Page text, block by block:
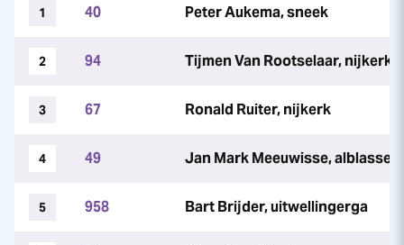
1 40 Peter Aukema, sneek
2 94 Tijmen Van Rootselaar, nijkerk
3 67 Ronald Ruiter, nijkerk
4 49 Jan Mark Meeuwisse,
5 958 Bart Brijder, uitwellingerga